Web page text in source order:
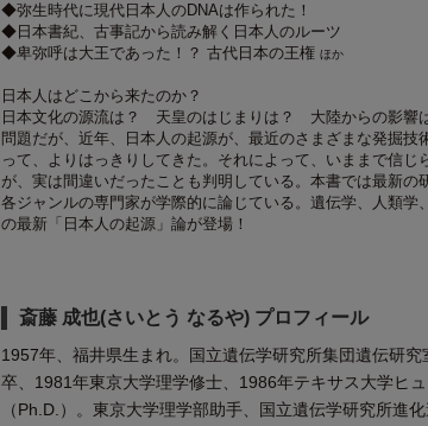
◆弥生時代に現代日本人のDNAは作られた！
◆日本書紀、古事記から読み解く日本人のルーツ
◆卑弥呼は大王であった！？ 古代日本の王権 ほか
日本人はどこから来たのか？
日本文化の源流は？ 天皇のはじまりは？ 大陸からの影響
問題だが、近年、日本人の起源が、最近のさまざまな発掘技
って、よりはっきりしてきた。それによって、いままで信じ
が、実は間違いだったことも判明している。本書では最新の
各ジャンルの専門家が学際的に論じている。遺伝学、人類学
の最新「日本人の起源」論が登場！
斎藤 成也(さいとう なるや) プロフィール
1957年、福井県生まれ。国立遺伝学研究所集団遺伝研
卒、1981年東京大学理学修士、1986年テキサス大学ヒ
（Ph.D.）。東京大学理学部助手、国立遺伝学研究所進